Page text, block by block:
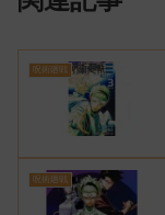
呪術廻戦
呪術廻戦